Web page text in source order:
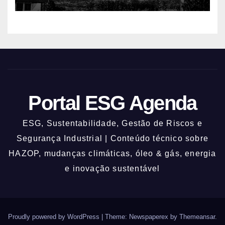
Portal ESG Agenda
ESG, Sustentabilidade, Gestão de Riscos e
Segurança Industrial | Conteúdo técnico sobre
HAZOP, mudanças climáticas, óleo & gás, energia
e inovação sustentável
Proudly powered by WordPress Theme: Newspaperex by Themeansar.